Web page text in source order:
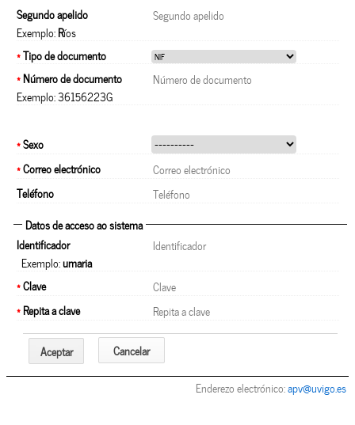
Segundo apelido
Exemplo:Ríos
*Tipo de documento
*Número de documento
Exemplo: 36156223G
*Sexo
*Correo electrónico
Teléfono
Datos de acceso ao sistema
Identificador
Exemplo:umaria
*Clave
*Repita a clave
Aceptar Cancelar
Enderezo electrónico:apv@uvigo.es